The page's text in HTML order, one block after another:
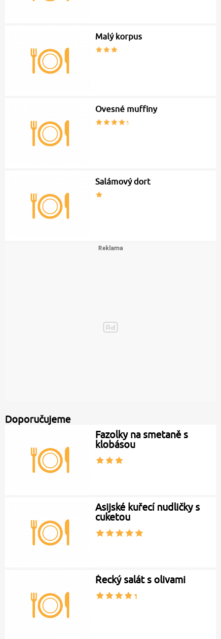
Malý korpus
Ovesné muffiny
Salámový dort
Doporučujeme
Fazolky na smetaně s
klobásou
Asijské kuřecí nudličky s
cuketou
Řecký salát s olivami